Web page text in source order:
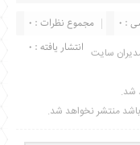
مجموع نظرات : 0
: 0
انتشار یافته : 0 سایت
شد.
باشد منتشر نخواهد شد.